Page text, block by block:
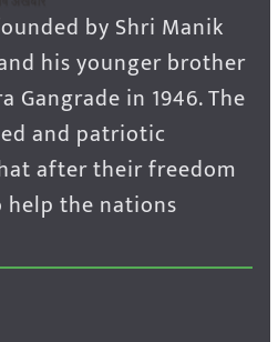
by Shri Manik
his younger brother
Gangrade in 1946. The
and patriotic
after their freedom
the nations